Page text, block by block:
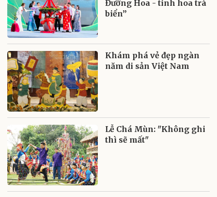
Đường Hoa - tinh hoa trà
biển”
Khám phá vẻ đẹp ngàn
năm di sản Việt Nam
Lễ Chá Mùn: "Không ghi
thì sẽ mất"